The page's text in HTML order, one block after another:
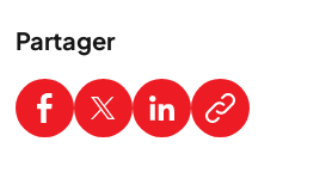
Partager